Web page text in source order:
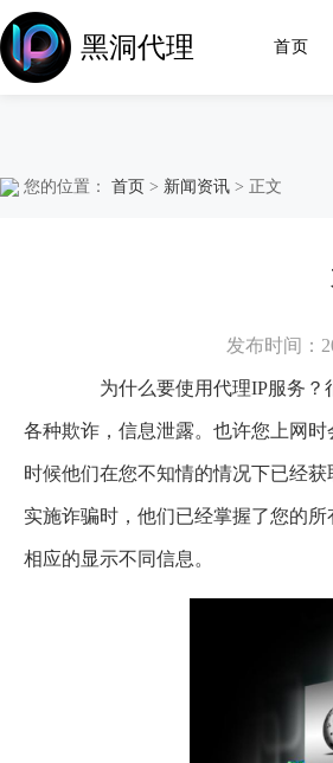
黑洞代理 首页
您的位置： 首页 > 新闻资讯 > 正文
发布时间：
为什么要使用代理IP服务？
各种欺诈，信息泄露。也许您上网
时候他们在您不知情的情况下已经
实施诈骗时，他们已经掌握了您的
相应的显示不同信息。